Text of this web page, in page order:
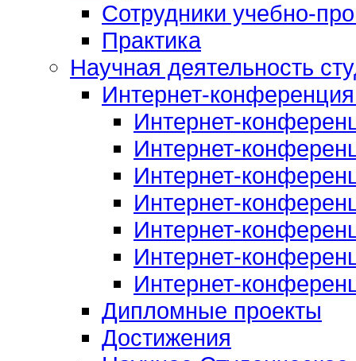
Сотрудники учебно-
Практика
Научная деятельность
Интернет-
Интернет-
Интернет-
Интернет-
Интернет-
Интернет-
Интернет-
Интернет-
Дипломные проекты
Достижения